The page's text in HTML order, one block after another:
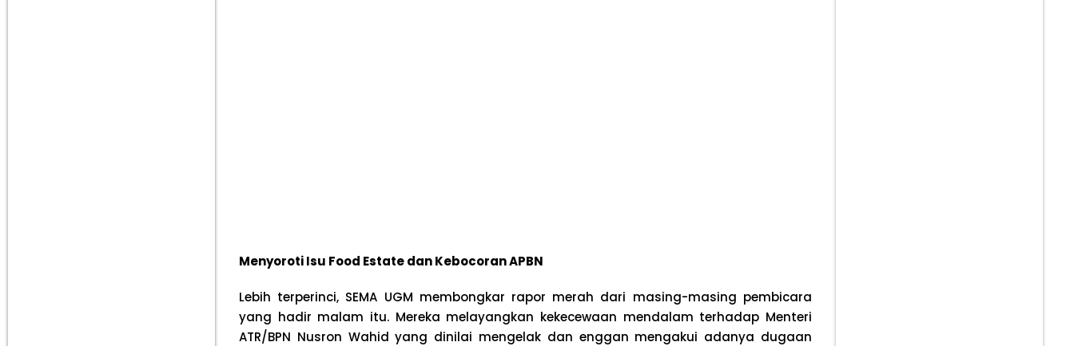
Menyoroti Isu Food Estate dan Kebocoran APBN
Lebih terperinci, SEMA UGM membongkar rapor merah dari masing-masing pembicara
yang hadir malam itu. Mereka melayangkan kekecewaan mendalam terhadap Menteri
ATR/BPN Nusron Wahid yang dinilai mengelak dan enggan mengakui adanya dugaan